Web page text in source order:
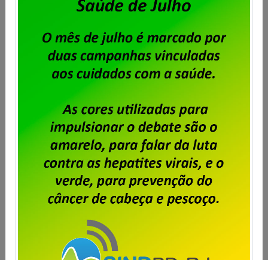
Dataprev – Assembleia para
tratar da PLR 2026
Publicado porImprensaem27/07/2026.
A diretoria do Sindpd-RJ realizará, no dia 30
de julho de 2026, às 18h30m em segunda e
última chamada, assembleia com os
trabalhadores e trabalhadoras da Dataprev
no RJ para debater e deliberar sobre a PLR
2026. Confira o edital: SINDICATO DOS
TRABALHADORES EM EMPRESAS E SERVIÇOS
PÚBLICOS E PRIVADOS DE INFORMÁTICA E
INTERNET E […]